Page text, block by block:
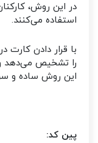
استفاده می‌کنند.
با قرار دادن کارت
را تشخیص می‌دهد
این روش ساده و
پین کد: